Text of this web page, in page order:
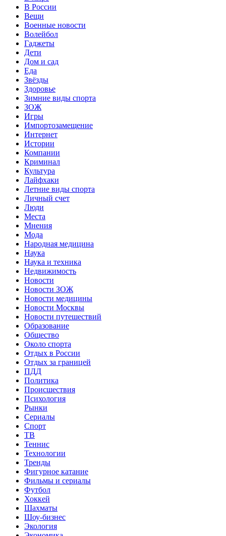
В России
Вещи
Военные новости
Волейбол
Гаджеты
Дети
Дом и сад
Еда
Звёзды
Здоровье
Зимние виды спорта
ЗОЖ
Игры
Импортозамещение
Интернет
Истории
Компании
Криминал
Культура
Лайфхаки
Летние виды спорта
Личный счет
Люди
Места
Мнения
Мода
Народная медицина
Наука
Наука и техника
Недвижимость
Новости
Новости ЗОЖ
Новости медицины
Новости Москвы
Новости путешествий
Образование
Общество
Около спорта
Отдых в России
Отдых за границей
ПДД
Политика
Происшествия
Психология
Рынки
Сериалы
Спорт
ТВ
Теннис
Технологии
Тренды
Фигурное катание
Фильмы и сериалы
Футбол
Хоккей
Шахматы
Шоу-бизнес
Экология